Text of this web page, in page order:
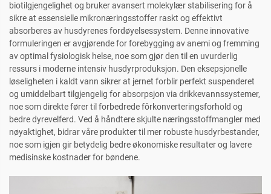
biotilgjengelighet og bruker avansert molekylær stabilisering for å
sikre at essensielle mikronæringsstoffer raskt og effektivt
absorberes av husdyrenes fordøyelsessystem. Denne innovative
formuleringen er avgjørende for forebygging av anemi og fremming
av optimal fysiologisk helse, noe som gjør den til en uvurderlig
ressurs i moderne intensiv husdyrproduksjon. Den eksepsjonelle
løseligheten i kaldt vann sikrer at jernet forblir perfekt suspenderet
og umiddelbart tilgjengelig for absorpsjon via drikkevannssystemer,
noe som direkte fører til forbedrede fôrkonverteringsforhold og
bedre dyrevelferd. Ved å håndtere skjulte næringsstoffmangler med
nøyaktighet, bidrar våre produkter til mer robuste husdyrbestander,
noe som igjen gir betydelig bedre økonomiske resultater og lavere
medisinske kostnader for bøndene.